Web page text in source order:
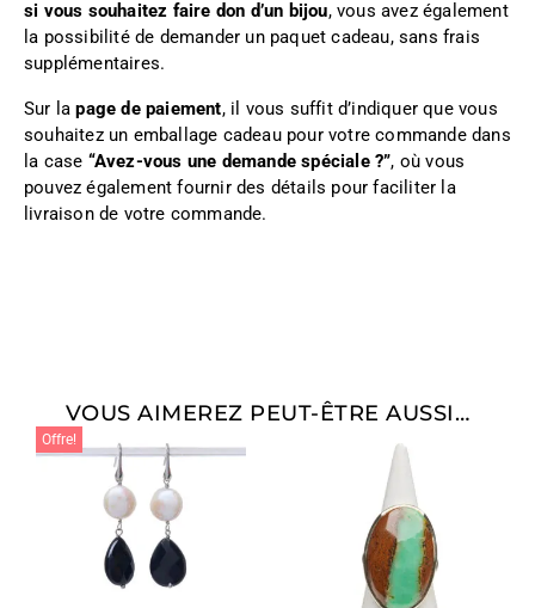
si vous souhaitez faire don d’un bijou, vous avez également
la possibilité de demander un paquet cadeau, sans frais
supplémentaires.
Sur lapage de paiement, il vous suffit d’indiquer que vous
souhaitez un emballage cadeau pour votre commande dans
la case “Avez-vous une demande spéciale ?”, où vous
pouvez également fournir des détails pour faciliter la
livraison de votre commande.
VOUS AIMEREZ PEUT-ÊTRE AUSSI…
Offre!